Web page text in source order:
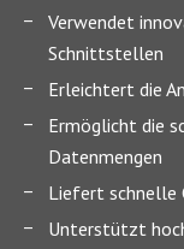
Verwendet
Schnittstellen
Erleichtert die
Ermöglicht die
Datenmengen
Liefert schnelle
Unterstützt